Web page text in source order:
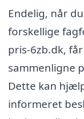
Endelig, når
forskellige
pris-6zb.dk,
sammenligne
Dette kan
informeret